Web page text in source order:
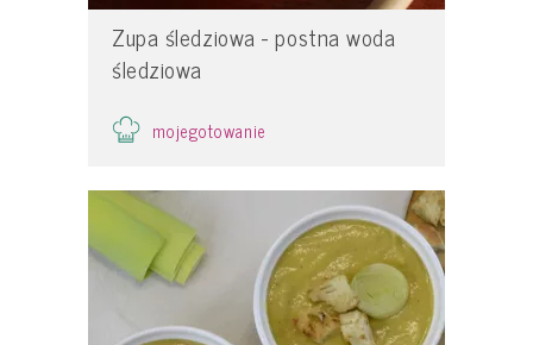
Zupa śledziowa - postna woda
śledziowa
mojegotowanie